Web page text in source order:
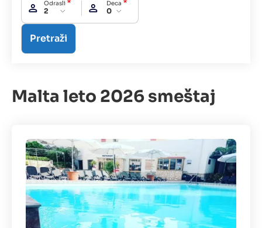
Odrasli
2
Deca
0
Malta leto 2026 smeštaj